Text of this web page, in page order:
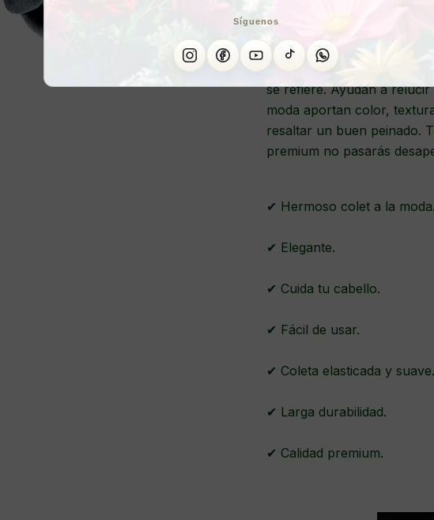
Síguenos
Los scrunchies
se refiere. Ayudan a relucir
moda aportan color,
resaltar un buen peinado.
premium no pasarás
✔ Hermoso colet a la
✔ Elegante.
✔ Cuida tu cabello.
✔ Fácil de usar.
✔ Coleta elasticada y suave.
✔ Larga durabilidad.
✔ Calidad premium.